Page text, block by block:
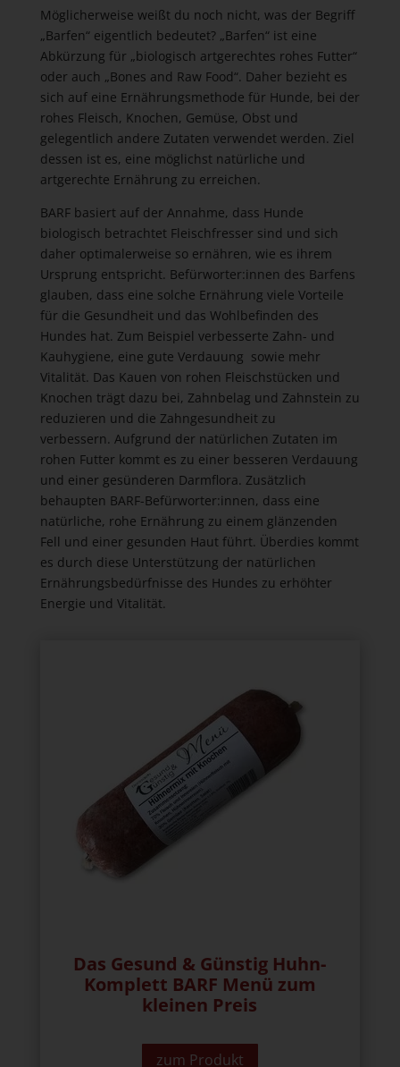
Möglicherweise weißt du noch nicht, was der Begriff
„Barfen“ eigentlich bedeutet? „Barfen“ ist eine
Abkürzung für „biologisch artgerechtes rohes Futter“
oder auch „Bones and Raw Food“. Daher bezieht es
sich auf eine Ernährungsmethode für Hunde, bei der
rohes Fleisch, Knochen, Gemüse, Obst und
gelegentlich andere Zutaten verwendet werden. Ziel
dessen ist es, eine möglichst natürliche und
artgerechte Ernährung zu erreichen.
BARF basiert auf der Annahme, dass Hunde
biologisch betrachtet Fleischfresser sind und sich
daher optimalerweise so ernähren, wie es ihrem
Ursprung entspricht. Befürworter:innen des Barfens
glauben, dass eine solche Ernährung viele Vorteile
für die Gesundheit und das Wohlbefinden des
Hundes hat. Zum Beispiel verbesserte Zahn- und
Kauhygiene, eine gute Verdauung sowie mehr
Vitalität. Das Kauen von rohen Fleischstücken und
Knochen trägt dazu bei, Zahnbelag und Zahnstein zu
reduzieren und die Zahngesundheit zu
verbessern. Aufgrund der natürlichen Zutaten im
rohen Futter kommt es zu einer besseren Verdauung
und einer gesünderen Darmflora. Zusätzlich
behaupten BARF-Befürworter:innen, dass eine
natürliche, rohe Ernährung zu einem glänzenden
Fell und einer gesunden Haut führt. Überdies kommt
es durch diese Unterstützung der natürlichen
Ernährungsbedürfnisse des Hundes zu erhöhter
Energie und Vitalität.
Das Gesund & Günstig Huhn-
Komplett BARF Menü zum
kleinen Preis
zum Produkt